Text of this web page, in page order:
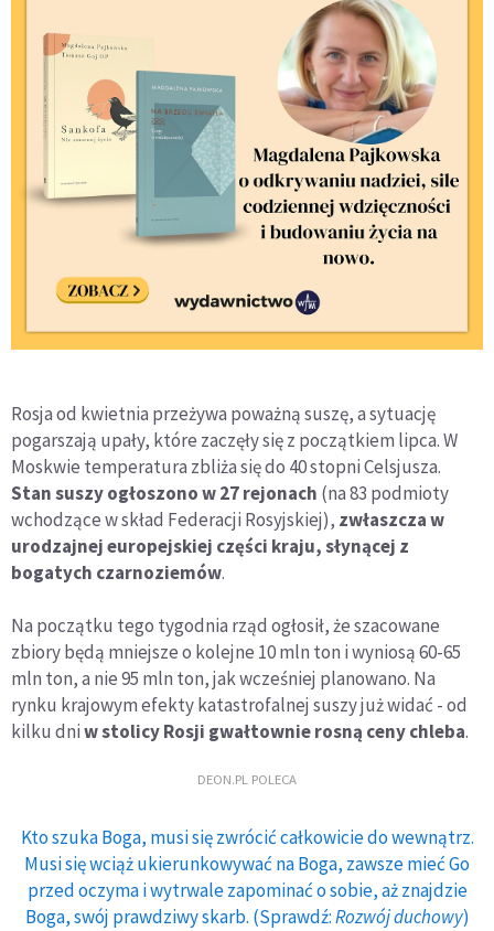
Rosja od kwietnia przeżywa poważną suszę, a sytuację
pogarszają upały, które zaczęły się z początkiem lipca. W
Moskwie temperatura zbliża się do 40 stopni Celsjusza.
Stan suszy ogłoszono w 27 rejonach (na 83 podmioty
wchodzące w skład Federacji Rosyjskiej), zwłaszcza w
urodzajnej europejskiej części kraju, słynącej z
bogatych czarnoziemów.
Na początku tego tygodnia rząd ogłosił, że szacowane
zbiory będą mniejsze o kolejne 10 mln ton i wyniosą 60-65
mln ton, a nie 95 mln ton, jak wcześniej planowano. Na
rynku krajowym efekty katastrofalnej suszy już widać - od
kilku dniw stolicy Rosji gwałtownie rosną ceny chleba.
DEON.PL POLECA
Kto szuka Boga, musi się zwrócić całkowicie do wewnątrz.
Musi się wciąż ukierunkowywać na Boga, zawsze mieć Go
przed oczyma i wytrwale zapominać o sobie, aż znajdzie
Boga, swój prawdziwy skarb. (Sprawdź:Rozwój duchowy)